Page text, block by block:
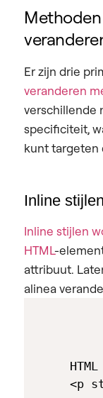
Er zijn drie
veranderen
verschillende
specificiteit,
kunt targeten
Inline stijlen
Inline stijlen
HTML-
attribuut.
alinea
HTML